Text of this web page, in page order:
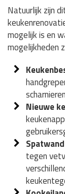
Natuurlijk zijn
mogelijk is en
mogelijkheden
Nieuwe
tegen